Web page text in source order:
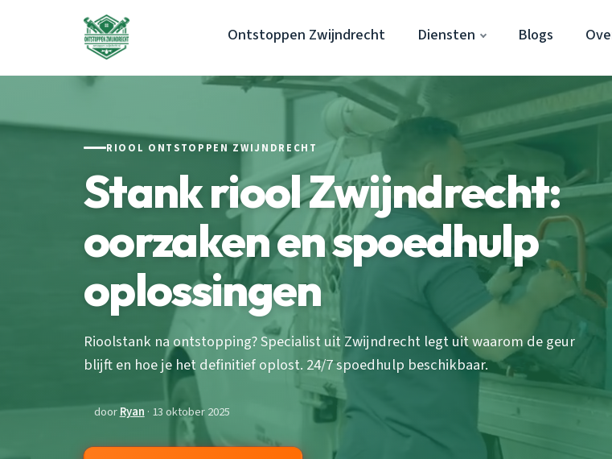
Ontstoppen Zwijndrecht Diensten Blogs
RIOOL ONTSTOPPEN ZWIJNDRECHT
Stank riool Zwijndrecht:
oorzaken en spoedhulp
oplossingen
Rioolstank na ontstopping? Specialist uit Zwijndrecht legt uit waarom de geur
blijft en hoe je het definitief oplost. 24/7 spoedhulp beschikbaar.
doorRyan · 13 oktober 2025